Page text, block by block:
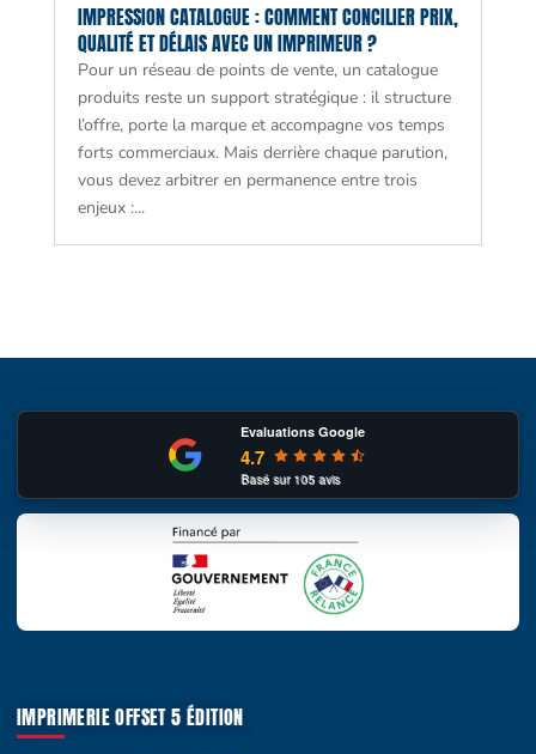
IMPRESSION CATALOGUE : COMMENT CONCILIER PRIX,
QUALITÉ ET DÉLAIS AVEC UN IMPRIMEUR ?
Pour un réseau de points de vente, un catalogue
produits reste un support stratégique : il structure
l’offre, porte la marque et accompagne vos temps
forts commerciaux. Mais derrière chaque parution,
vous devez arbitrer en permanence entre trois
enjeux :...
Evaluations Google
4.7
Basé sur105avis
IMPRIMERIE OFFSET 5 ÉDITION